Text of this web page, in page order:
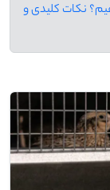
نکات کلیدی و